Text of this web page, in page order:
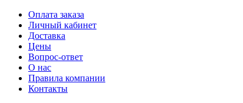
Оплата заказа
Личный кабинет
Доставка
Цены
Вопрос-ответ
О нас
Правила компании
Контакты